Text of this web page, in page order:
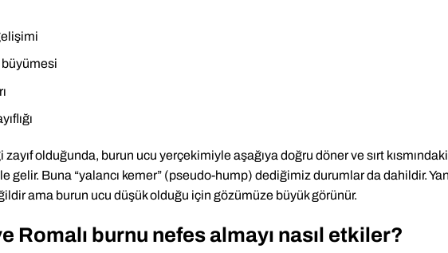
büyümesi
olduğunda, burun ucu yerçekimiyle aşağıya doğru döner ve sırt kısmındaki
gelir. Buna “yalancı kemer” (pseudo-hump) dediğimiz durumlar da dahildir.
ama burun ucu düşük olduğu için gözümüze büyük görünür.
Romalı burnu nefes almayı nasıl etkiler?